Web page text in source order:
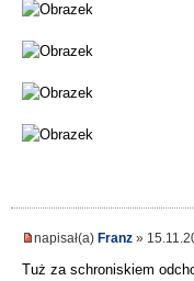
napisał(a) Franz »
Tuż za schroniskiem